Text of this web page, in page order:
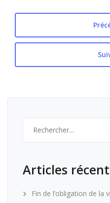
Articles
Fin de l’obligation de la